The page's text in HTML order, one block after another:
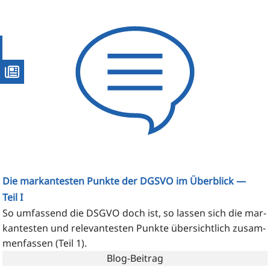
Die markantesten Punkte der DGSVO im Überblick —
Teil I
So umfas­send die DSGVO doch ist, so las­sen sich die mar­
kan­tes­ten und rele­van­tes­ten Punk­te über­sicht­lich zusam­
men­fas­sen (Teil 1).
Blog-Beitrag